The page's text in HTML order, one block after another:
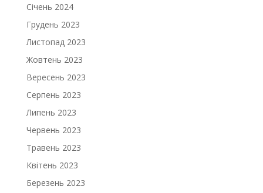
Січень 2024
Грудень 2023
Листопад 2023
Жовтень 2023
Вересень 2023
Серпень 2023
Липень 2023
Червень 2023
Травень 2023
Квітень 2023
Березень 2023